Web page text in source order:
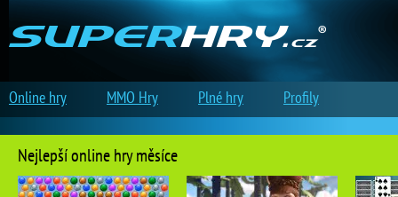
Nejlepší online hry měsíce
Online hry MMO Hry Plné hry Profily